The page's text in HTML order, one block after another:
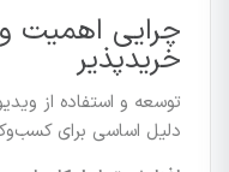
چرایی اهمیت
خریدپذیر
توسعه و استفاده از
دلیل اساسی برای